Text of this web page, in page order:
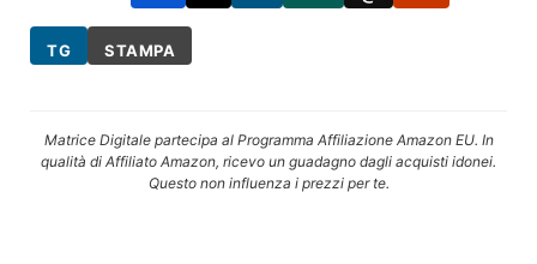
TG STAMPA
Matrice Digitale partecipa al Programma Affiliazione Amazon EU. In
qualità di Affiliato Amazon, ricevo un guadagno dagli acquisti idonei.
Questo non influenza i prezzi per te.